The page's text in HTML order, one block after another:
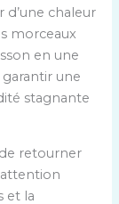
d’une chaleur
morceaux
en une
une
stagnante
retourner
et la